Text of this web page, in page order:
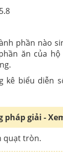
phần nào
ăn của
kê biểu diễn
pháp giải -
quạt tròn.